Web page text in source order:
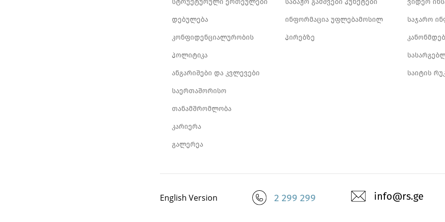
სტრუქტურული ერთეულები
დებულება
კონფიდენციალურობის
პოლიტიკა
ანგარიშები და კვლევები
საერთაშორისო
თანამშრომლობა
კარიერა
გალერეა
საბაჟო გამშვები პუნქტები
ინფორმაცია უფლებამოსილ
პირებზე
ვიდეო
საჯარო
საიტის
English Version info@rs.ge
2 299 299